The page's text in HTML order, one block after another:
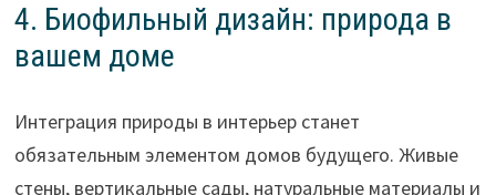
4. Биофильный дизайн: природа в
вашем доме
Интеграция природы в интерьер станет
обязательным элементом домов будущего. Живые
стены, вертикальные сады, натуральные материалы и